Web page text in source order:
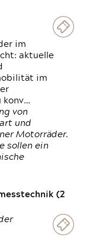
im
aktuelle
im
konv…
von
und
Motorräder.
sollen ein
(2